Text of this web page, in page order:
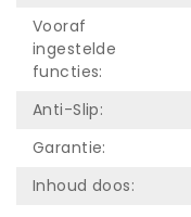
Vooraf
ingestelde
functies:
Anti-Slip:
Garantie:
Inhoud doos: